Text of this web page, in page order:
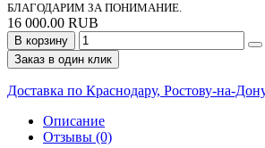
БЛАГОДАРИМ ЗА ПОНИМАНИЕ.
16 000.00 RUB
В корзину
Заказ в один клик
Доставка по Краснодару, Ростову-на-
Описание
Отзывы (0)